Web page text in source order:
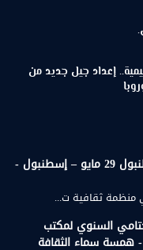
إعداد جيل جديد من
زيارة علمية إلى جامعة مرمرة وجامعة إسطنبول 29 مايو – إسطنبول -
ثقافية ت...
السنوي لمكتب
همسة سماء الثقافة